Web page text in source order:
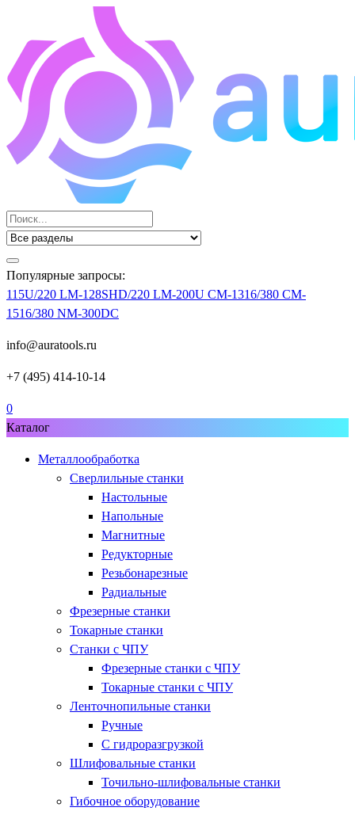
Популярные запросы:
115U/220 LM-128SHD/220 LM-200U CM-1316/380 CM-
1516/380 NM-300DC
info@auratools.ru
+7 (495) 414-10-14
0
Каталог
Металлообработка
Сверлильные станки
Настольные
Напольные
Магнитные
Редукторные
Резьбонарезные
Радиальные
Фрезерные станки
Токарные станки
Станки с ЧПУ
Фрезерные станки с ЧПУ
Токарные станки с ЧПУ
Ленточнопильные станки
Ручные
С гидроразгрузкой
Шлифовальные станки
Точильно-шлифовальные станки
Гибочное оборудование